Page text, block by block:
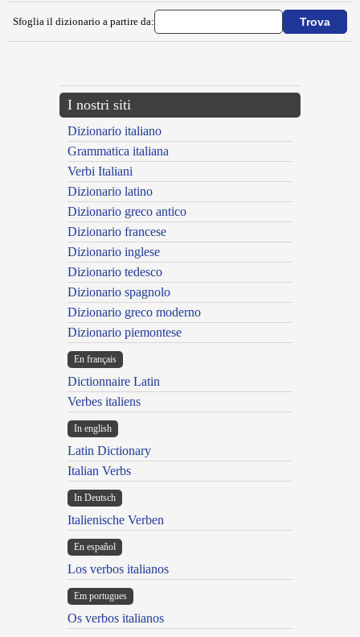
Sfoglia il dizionario a partire da:
I nostri siti
Dizionario italiano
Grammatica italiana
Verbi Italiani
Dizionario latino
Dizionario greco antico
Dizionario francese
Dizionario inglese
Dizionario tedesco
Dizionario spagnolo
Dizionario greco moderno
Dizionario piemontese
En français
Dictionnaire Latin
Verbes italiens
In english
Latin Dictionary
Italian Verbs
In Deutsch
Italienische Verben
En español
Los verbos italianos
Em portugues
Os verbos italianos